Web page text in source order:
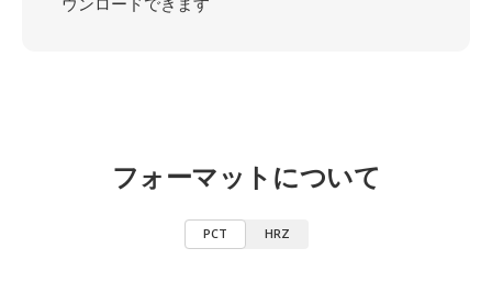
フォーマットについて
PCT HRZ